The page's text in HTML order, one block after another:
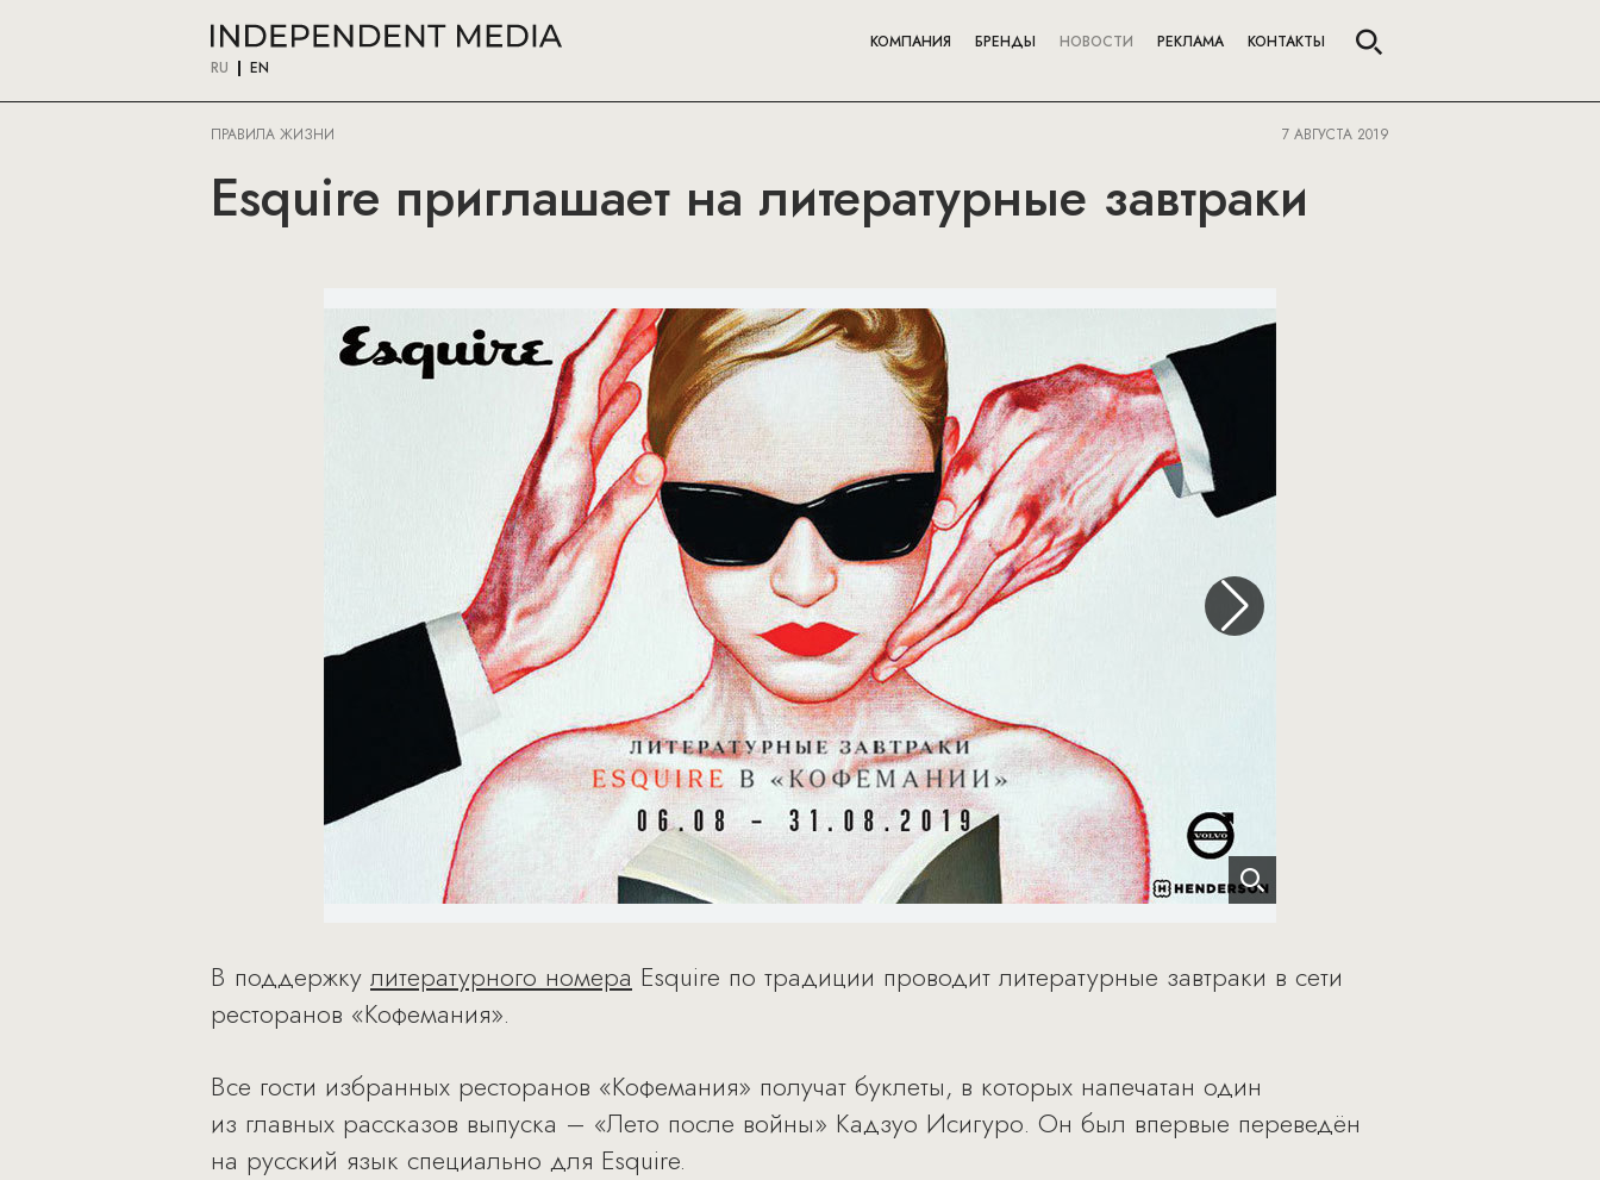
RU EN
КОМПАНИЯ БРЕНДЫ НОВОСТИ РЕКЛАМА КОНТАКТЫ
ПРАВИЛА ЖИЗНИ 7 АВГУСТА 2019
Esquire приглашает на литературные завтраки
В поддержку литературного номера Esquire по традиции проводит литературные завтраки в сети
ресторанов «Кофемания».
Все гости избранных ресторанов «Кофемания» получат буклеты, в которых напечатан один
из главных рассказов выпуска – «Лето после войны» Кадзуо Исигуро. Он был впервые переведён
на русский язык специально для Esquire.